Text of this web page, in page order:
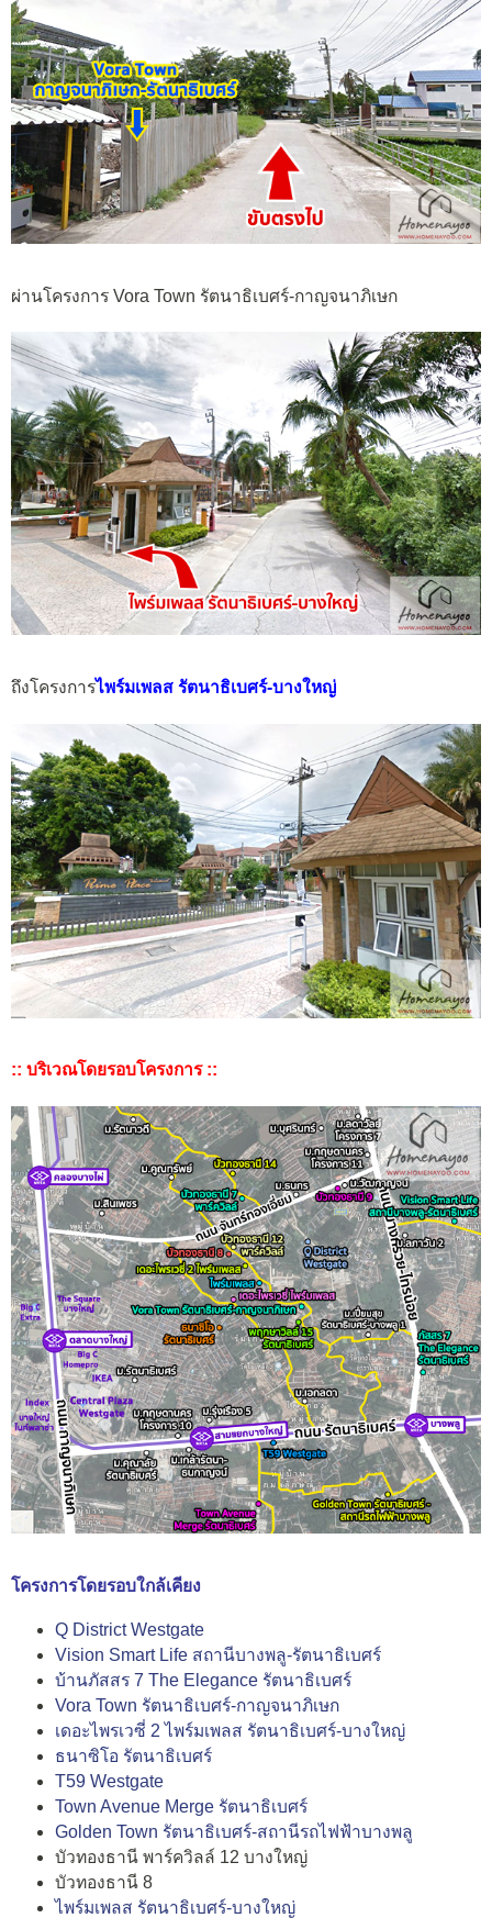
ผ่านโครงการ Vora Town รัตนาธิเบศร์-กาญจนาภิเษก
ถึงโครงการไพร์มเพลส รัตนาธิเบศร์-บางใหญ่
:: บริเวณโดยรอบโครงการ ::
โครงการโดยรอบใกล้เคียง
Q District Westgate
Vision Smart Life สถานีบางพลู-รัตนาธิเบศร์
บ้านภัสสร 7 The Elegance รัตนาธิเบศร์
Vora Town รัตนาธิเบศร์-กาญจนาภิเษก
เดอะไพรเวซี่ 2 ไพร์มเพลส รัตนาธิเบศร์-บางใหญ่
ธนาซิโอ รัตนาธิเบศร์
T59 Westgate
Town Avenue Merge รัตนาธิเบศร์
Golden Town รัตนาธิเบศร์-สถานีรถไฟฟ้าบางพลู
บัวทองธานี พาร์ควิลล์ 12 บางใหญ่
บัวทองธานี 8
ไพร์มเพลส รัตนาธิเบศร์-บางใหญ่